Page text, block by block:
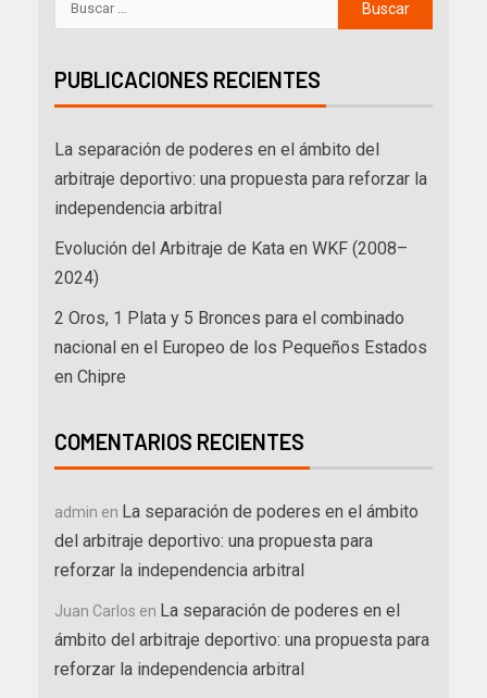
PUBLICACIONES RECIENTES
La separación de poderes en el ámbito del
arbitraje deportivo: una propuesta para reforzar la
independencia arbitral
Evolución del Arbitraje de Kata en WKF (2008–
2024)
2 Oros, 1 Plata y 5 Bronces para el combinado
nacional en el Europeo de los Pequeños Estados
en Chipre
COMENTARIOS RECIENTES
admin en La separación de poderes en el ámbito
del arbitraje deportivo: una propuesta para
reforzar la independencia arbitral
Juan Carlos en La separación de poderes en el
ámbito del arbitraje deportivo: una propuesta para
reforzar la independencia arbitral